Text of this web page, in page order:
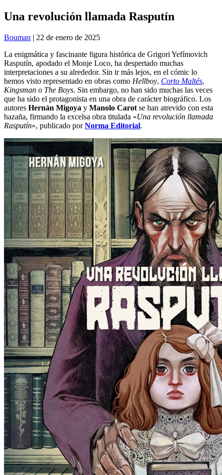
Una revolución llamada Rasputín
Bouman | 22 de enero de 2025
La enigmática y fascinante figura histórica de Grigori Yefímovich
Rasputín, apodado el Monje Loco, ha despertado muchas
interpretaciones a su alrededor. Sin ir más lejos, en el cómic lo
hemos visto representado en obras como Hellboy, Corto Maltés,
Kingsman o The Boys. Sin embargo, no han sido muchas las veces
que ha sido el protagonista en una obra de carácter biográfico. Los
autores Hernán Migoya y Manolo Carot se han atrevido con esta
hazaña, firmando la excelsa obra titulada «Una revolución llamada
Rasputín», publicado porNorma Editorial.